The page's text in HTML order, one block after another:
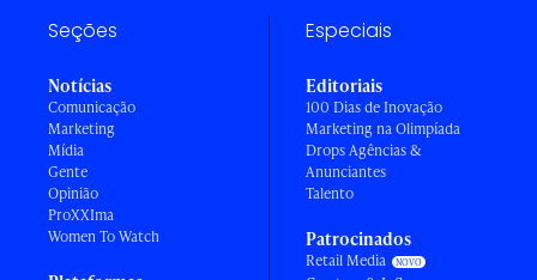
Seções
Notícias
Comunicação
Marketing
Mídia
Gente
Opinião
ProXXIma
Women To Watch
Especiais
Editoriais
100 Dias de Inovação
Marketing na Olimpíada
Drops Agências &
Anunciantes
Talento
Patrocinados
Retail Media